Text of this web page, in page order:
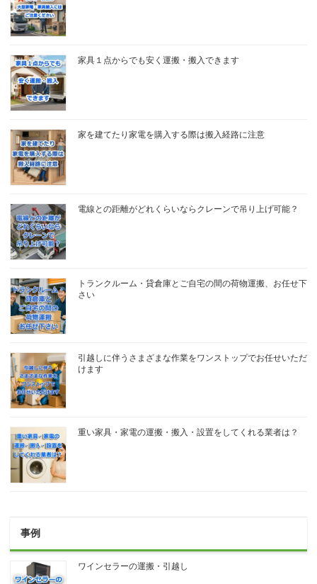
家具１点からでも安く運搬・搬入できます
家を建てたり家電を購入する際は搬入経路に注意
電線との距離がどれくらいならクレーンで吊り上げ可能？
トランクルーム・貸倉庫とご自宅の間の荷物運搬、お任せ下
さい
引越しに伴うさまざまな作業をワンストップでお任せいただ
けます
重い家具・家電の運搬・搬入・設置をしてくれる業者は？
事例
ワインセラーの運搬・引越し